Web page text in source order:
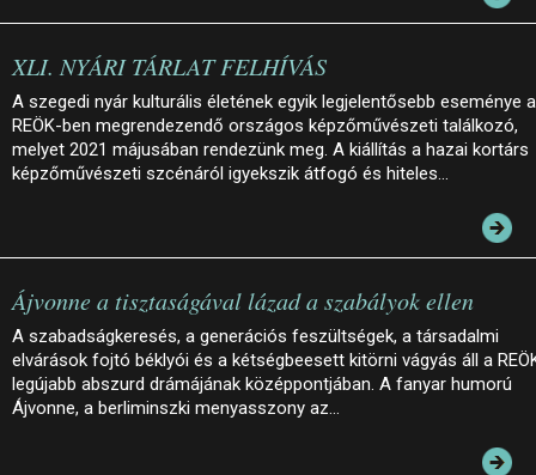
XLI. NYÁRI TÁRLAT FELHÍVÁS
A szegedi nyár kulturális életének egyik legjelentősebb eseménye a
REÖK-ben megrendezendő országos képzőművészeti találkozó,
melyet 2021 májusában rendezünk meg. A kiállítás a hazai kortárs
képzőművészeti szcénáról igyekszik átfogó és hiteles…
Ájvonne a tisztaságával lázad a szabályok ellen
A szabadságkeresés, a generációs feszültségek, a társadalmi
elvárások fojtó béklyói és a kétségbeesett kitörni vágyás áll a
legújabb abszurd drámájának középpontjában. A fanyar humorú
Ájvonne, a berliminszki menyasszony az…